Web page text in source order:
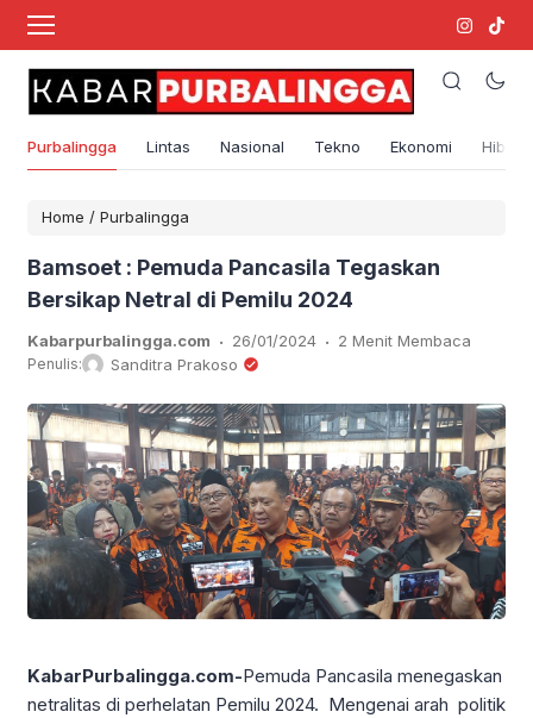
Purbalingga Lintas Nasional Tekno Ekonomi
Home / Purbalingga
Bamsoet : Pemuda Pancasila Tegaskan
Bersikap Netral di Pemilu 2024
Kabarpurbalingga.com . 26/01/2024 . 2 Menit Membaca
Penulis: Sanditra Prakoso
KabarPurbalingga.com-Pemuda Pancasila menegaskan
netralitas di perhelatan Pemilu 2024. Mengenai arah politik